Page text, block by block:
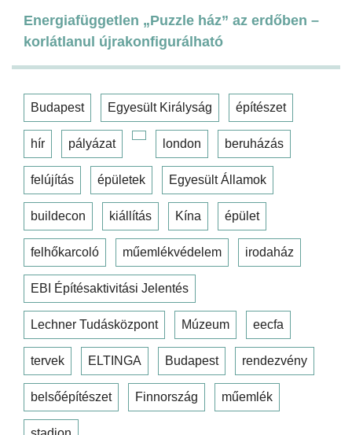
Energiafüggetlen „Puzzle ház” az erdőben –
korlátlanul újrakonfigurálható
Budapest Egyesült Királyság építészet
hír pályázat london beruházás
felújítás épületek Egyesült Államok
buildecon kiállítás Kína épület
felhőkarcoló műemlékvédelem irodaház
EBI Építésaktivitási Jelentés
Lechner Tudásközpont Múzeum eecfa
tervek ELTINGA Budapest rendezvény
belsőépítészet Finnország műemlék